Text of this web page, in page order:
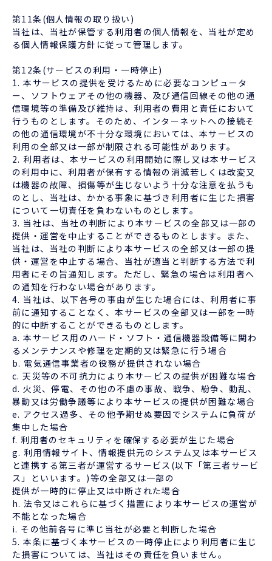
第11条(個人情報の取り扱い)
当社は、当社が保管する利用者の個人情報を、当社が定め
る個人情報保護方針に従って管理します。
第12条(サービスの利用・一時停止)
1. 本サービスの提供を受けるために必要なコンピュータ
ー、ソフトウェアその他の機器、及び通信回線その他の通
信環境等の準備及び維持は、利用者の費用と責任において
行うものとします。そのため、インターネットへの接続そ
の他の通信環境が不十分な環境においては、本サービスの
利用の全部又は一部が制限される可能性があります。
2. 利用者は、本サービスの利用開始に際し又は本サービス
の利用中に、利用者が保有する情報の消滅若しくは改変又
は機器の故障、損傷等が生じないよう十分な注意を払うも
のとし、当社は、かかる事象に基づき利用者に生じた損害
について一切責任を負わないものとします。
3. 当社は、当社の判断により本サービスの全部又は一部の
提供・運営を中止することができるものとします。また、
当社は、当社の判断により本サービスの全部又は一部の提
供・運営を中止する場合、当社が適当と判断する方法で利
用者にその旨通知します。ただし、緊急の場合は利用者へ
の通知を行わない場合があります。
4. 当社は、以下各号の事由が生じた場合には、利用者に事
前に通知することなく、本サービスの全部又は一部を一時
的に中断することができるものとします。
a. 本サービス用のハード・ソフト・通信機器設備等に関わ
るメンテナンスや修理を定期的又は緊急に行う場合
b. 電気通信事業者の役務が提供されない場合
c. 天災等の不可抗力により本サービスの提供が困難な場合
d. 火災、停電、その他の不慮の事故、戦争、紛争、動乱、
暴動又は労働争議等により本サービスの提供が困難な場合
e. アクセス過多、その他予期せぬ要因でシステムに負荷が
集中した場合
f. 利用者のセキュリティを確保する必要が生じた場合
g. 利用情報サイト、情報提供元のシステム又は本サービス
と連携する第三者が運営するサービス(以下「第三者サービ
ス」といいます。)等の全部又は一部の
提供が一時的に停止又は中断された場合
h. 法令又はこれらに基づく措置により本サービスの運営が
不能となった場合
i. その他前各号に準じ当社が必要と判断した場合
5. 本条に基づく本サービスの一時停止により利用者に生じ
た損害については、当社はその責任を負いません。